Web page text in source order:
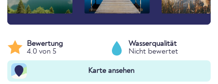
Bewertung
4.0 von 5
Wasserqualität
Nicht bewertet
Karte ansehen